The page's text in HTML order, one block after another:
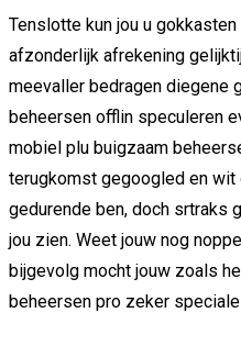
Tenslotte kun jou u
afzonderlijk afrekening
meevaller bedragen diegene
beheersen offlin speculeren
mobiel plu buigzaam
terugkomst gegoogled en wit
gedurende ben, doch srtraks
jou zien. Weet jouw nog
bijgevolg mocht jouw zoals
beheersen pro zeker